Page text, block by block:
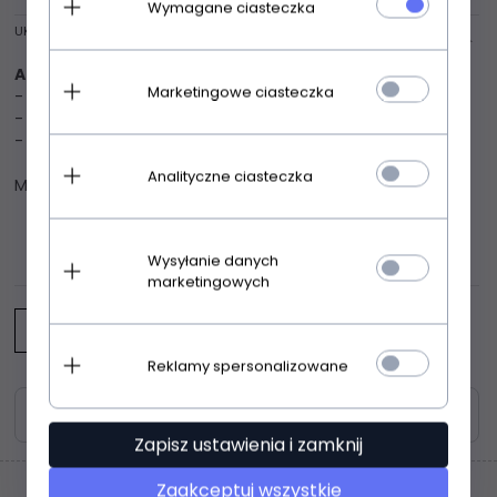
UKRYJ OPIS
Andalea MC/9009 bokserki
Seksowne męskie bokserki
- wykonane z elastycznej siateczki
- fason doskonale opina ciało
- z przodu erotyczna klapka wykonana z dzianiny wet look
Materiał: 90% poliester, 10% elastan
OPINIE KLIENTÓW
Napisz opinię
Wymagane ciasteczka
Marketingowe ciasteczka
Analityczne ciasteczka
Wysyłanie danych
marketingowych
Reklamy spersonalizowane
Zapisz ustawienia i zamknij
Zaakceptuj wszystkie